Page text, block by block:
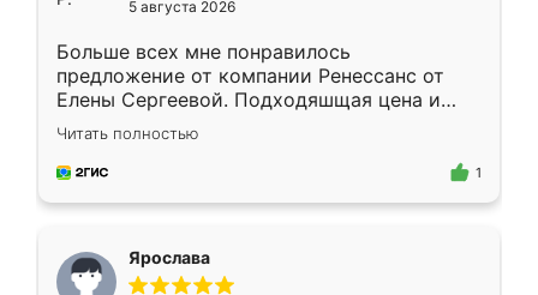
5 августа 2026
Больше всех мне понравилось
предложение от компании Ренессанс от
Елены Сергеевой. Подходяшщая цена и
короткие сроки изготовления. Приехавший
для замера сотрудник Владислав
предложил по моему эскизу самый
Читать полностью
1
Ярослава